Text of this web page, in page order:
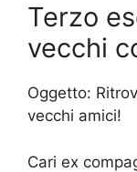
Terzo
vecchi
Oggetto:
vecchi amici!
Cari ex